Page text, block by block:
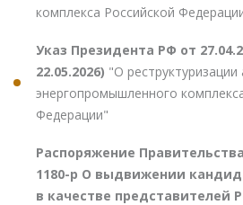
комплекса Российской
Указ Президента РФ от
22.05.2026) "О
энергопромышленного
Федерации"
Распоряжение
1180-р О выдвижении
в качестве представителей